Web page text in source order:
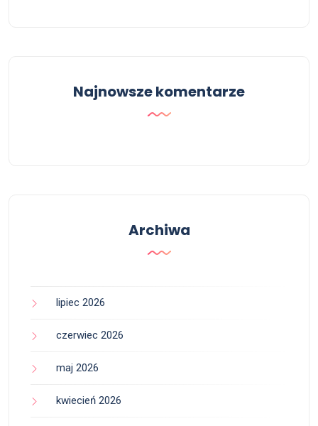
Najnowsze komentarze
Archiwa
lipiec 2026
czerwiec 2026
maj 2026
kwiecień 2026